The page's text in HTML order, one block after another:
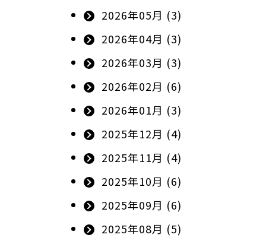
2026年05月 (3)
2026年04月 (3)
2026年03月 (3)
2026年02月 (6)
2026年01月 (3)
2025年12月 (4)
2025年11月 (4)
2025年10月 (6)
2025年09月 (6)
2025年08月 (5)